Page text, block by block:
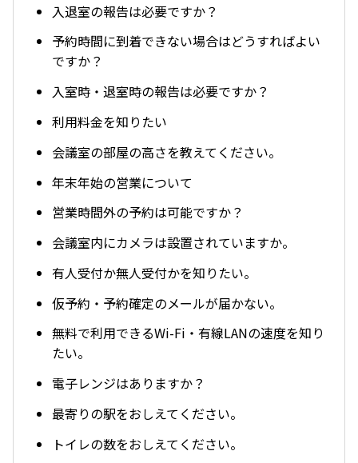
入退室の報告は必要ですか？
予約時間に到着できない場合はどうすればよい
ですか？
入室時・退室時の報告は必要ですか？
利用料金を知りたい
会議室の部屋の高さを教えてください。
年末年始の営業について
営業時間外の予約は可能ですか？
会議室内にカメラは設置されていますか。
有人受付か無人受付かを知りたい。
仮予約・予約確定のメールが届かない。
無料で利用できるWi-Fi・有線LANの速度を知り
たい。
電子レンジはありますか？
最寄りの駅をおしえてください。
トイレの数をおしえてください。